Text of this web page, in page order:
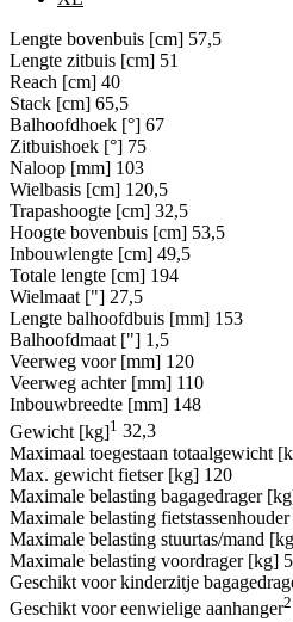
Lengte bovenbuis [cm] 57,5
Lengte zitbuis [cm] 51
Reach [cm] 40
Stack [cm] 65,5
Balhoofdhoek [°] 67
Zitbuishoek [°] 75
Naloop [mm] 103
Wielbasis [cm] 120,5
Trapashoogte [cm] 32,5
Hoogte bovenbuis [cm] 53,5
Inbouwlengte [cm] 49,5
Totale lengte [cm] 194
Wielmaat ["] 27,5
Lengte balhoofdbuis [mm] 153
Balhoofdmaat ["] 1,5
Veerweg voor [mm] 120
Veerweg achter [mm] 110
Inbouwbreedte [mm] 148
Gewicht [kg]1 32,3
Maximaal toegestaan totaalgewicht
Max. gewicht fietser [kg] 120
Maximale belasting bagagedrager
Maximale belasting
Maximale belasting stuurtas/mand
Maximale belasting voordrager [kg] 5
Geschikt voor kinderzitje
Geschikt voor eenwielige aanhanger2